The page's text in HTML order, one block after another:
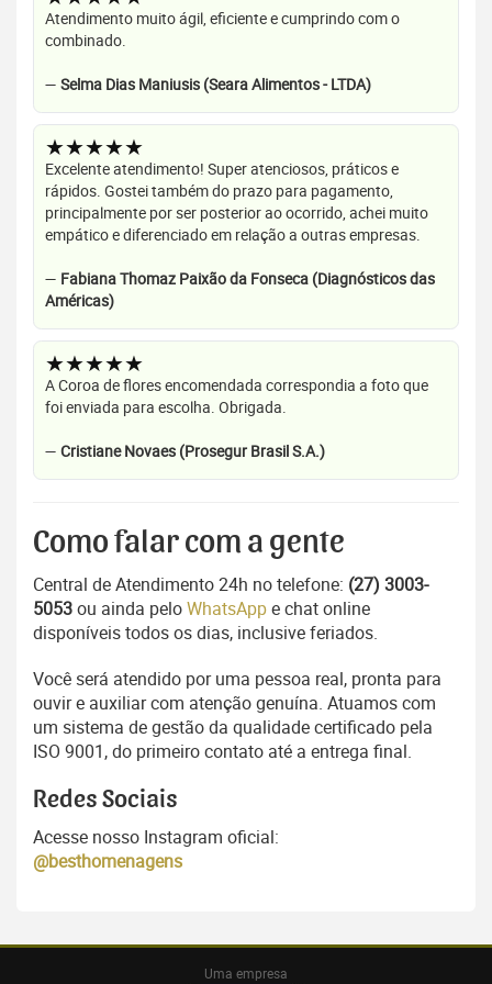
Atendimento muito ágil, eficiente e cumprindo com o
combinado.
— Selma Dias Maniusis (Seara Alimentos - LTDA)
★★★★★
Excelente atendimento! Super atenciosos, práticos e
rápidos. Gostei também do prazo para pagamento,
principalmente por ser posterior ao ocorrido, achei muito
empático e diferenciado em relação a outras empresas.
— Fabiana Thomaz Paixão da Fonseca (Diagnósticos das
Américas)
★★★★★
A Coroa de flores encomendada correspondia a foto que
foi enviada para escolha. Obrigada.
— Cristiane Novaes (Prosegur Brasil S.A.)
Como falar com a gente
Central de Atendimento 24h no telefone: (27) 3003-
5053ou ainda peloWhatsAppe chat online
disponíveis todos os dias, inclusive feriados.
Você será atendido por uma pessoa real, pronta para
ouvir e auxiliar com atenção genuína. Atuamos com
um sistema de gestão da qualidade certificado pela
ISO 9001, do primeiro contato até a entrega final.
Redes Sociais
Acesse nosso Instagram oficial:
@besthomenagens
Uma empresa